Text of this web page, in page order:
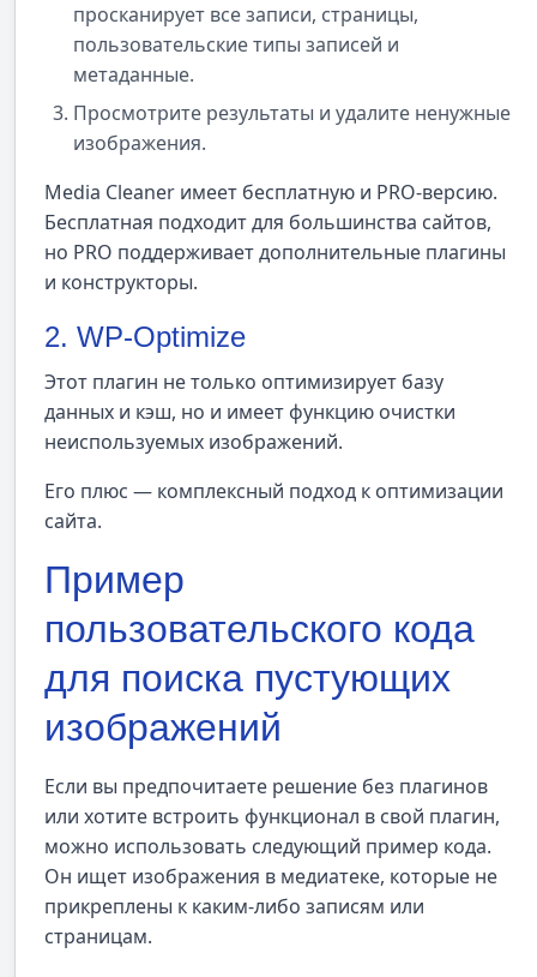
просканирует все записи, страницы,
пользовательские типы записей и
метаданные.
Просмотрите результаты и удалите ненужные
изображения.
Media Cleaner имеет бесплатную и PRO-версию.
Бесплатная подходит для большинства сайтов,
но PRO поддерживает дополнительные плагины
и конструкторы.
2. WP-Optimize
Этот плагин не только оптимизирует базу
данных и кэш, но и имеет функцию очистки
неиспользуемых изображений.
Его плюс — комплексный подход к оптимизации
сайта.
Пример
пользовательского кода
для поиска пустующих
изображений
Если вы предпочитаете решение без плагинов
или хотите встроить функционал в свой плагин,
можно использовать следующий пример кода.
Он ищет изображения в медиатеке, которые не
прикреплены к каким-либо записям или
страницам.